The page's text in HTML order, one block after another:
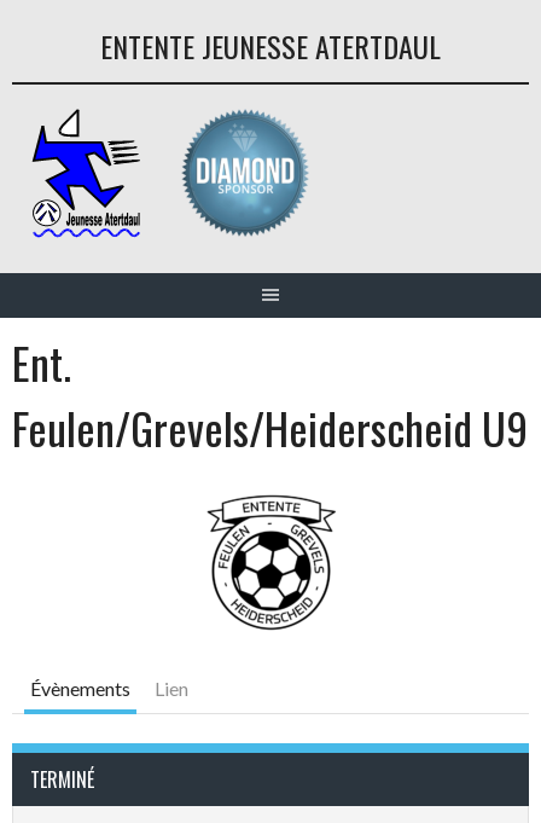
ENTENTE JEUNESSE ATERTDAUL
Ent.
Feulen/Grevels/Heiderscheid U9
Évènements Lien
TERMINÉ